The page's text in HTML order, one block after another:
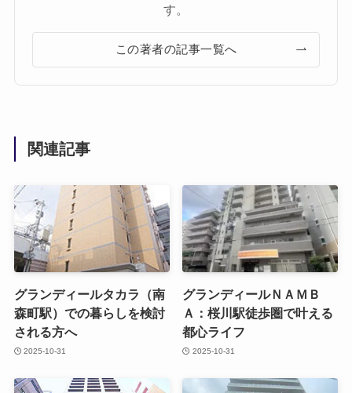
す。
この著者の記事一覧へ
関連記事
グランディールタカラ（南
森町駅）での暮らしを検討
される方へ
2025-10-31
グランディールＮＡＭＢ
Ａ：桜川駅徒歩圏で叶える
都心ライフ
2025-10-31